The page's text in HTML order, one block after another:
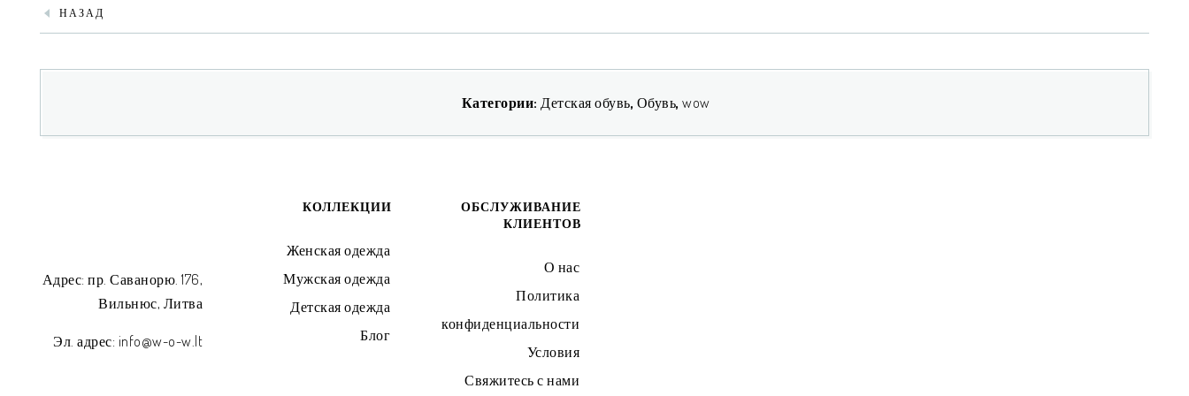
НАЗАД
Категории: Детская обувь, Обувь, wow
Адрес: пр. Саванорю. 176,
Вильнюс, Литва
Эл. адрес: info@w-o-w.lt
КОЛЛЕКЦИИ
Женская одежда
Мужская одежда
Детская одежда
Блог
ОБСЛУЖИВАНИЕ
КЛИЕНТОВ
О нас
Политика
конфиденциальности
Условия
Свяжитесь с нами